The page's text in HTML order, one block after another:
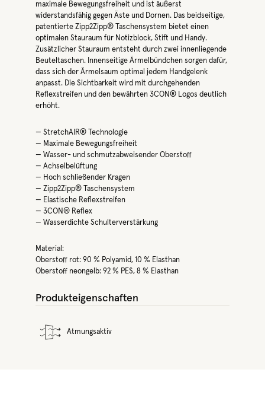
maximale Bewegungsfreiheit und ist äußerst
widerstandsfähig gegen Äste und Dornen. Das beidseitige,
patentierte Zipp2Zipp® Taschensystem bietet einen
optimalen Stauraum für Notizblock, Stift und Handy.
Zusätzlicher Stauraum entsteht durch zwei innenliegende
Beuteltaschen. Innenseitige Ärmelbündchen sorgen dafür,
dass sich der Ärmelsaum optimal jedem Handgelenk
anpasst. Die Sichtbarkeit wird mit durchgehenden
Reflexstreifen und den bewährten 3CON® Logos deutlich
erhöht.
— StretchAIR® Technologie
— Maximale Bewegungsfreiheit
— Wasser- und schmutzabweisender Oberstoff
— Achselbelüftung
— Hoch schließender Kragen
— Zipp2Zipp® Taschensystem
— Elastische Reflexstreifen
— 3CON® Reflex
— Wasserdichte Schulterverstärkung
Material:
Oberstoff rot: 90 % Polyamid, 10 % Elasthan
Oberstoff neongelb: 92 % PES, 8 % Elasthan
Produkteigenschaften
Atmungsaktiv